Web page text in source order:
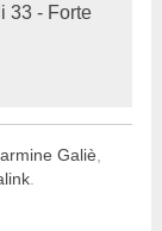
33 - Forte
Galiè
.